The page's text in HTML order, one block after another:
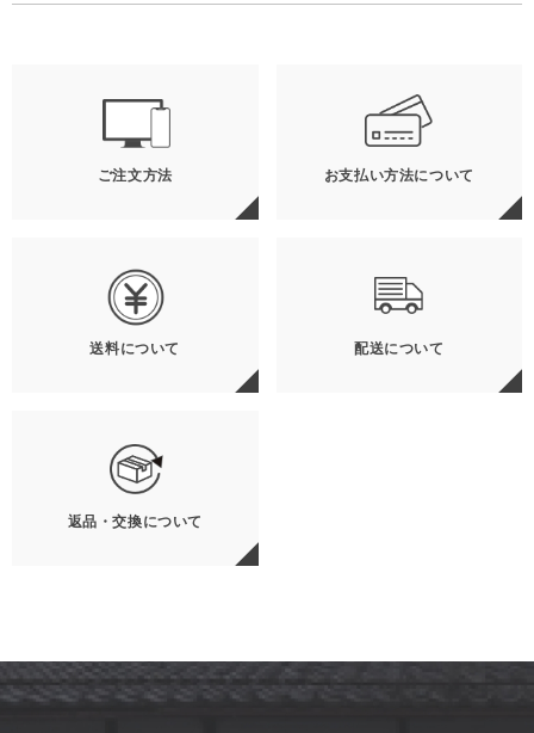
ご注文方法 お支払い方法について
送料について 配送について
返品・交換について